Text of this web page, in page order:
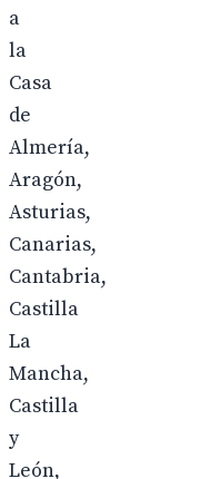
a
la
Casa
de
Almería,
Aragón,
Asturias,
Canarias,
Cantabria,
Castilla
La
Mancha,
Castilla
y
León,